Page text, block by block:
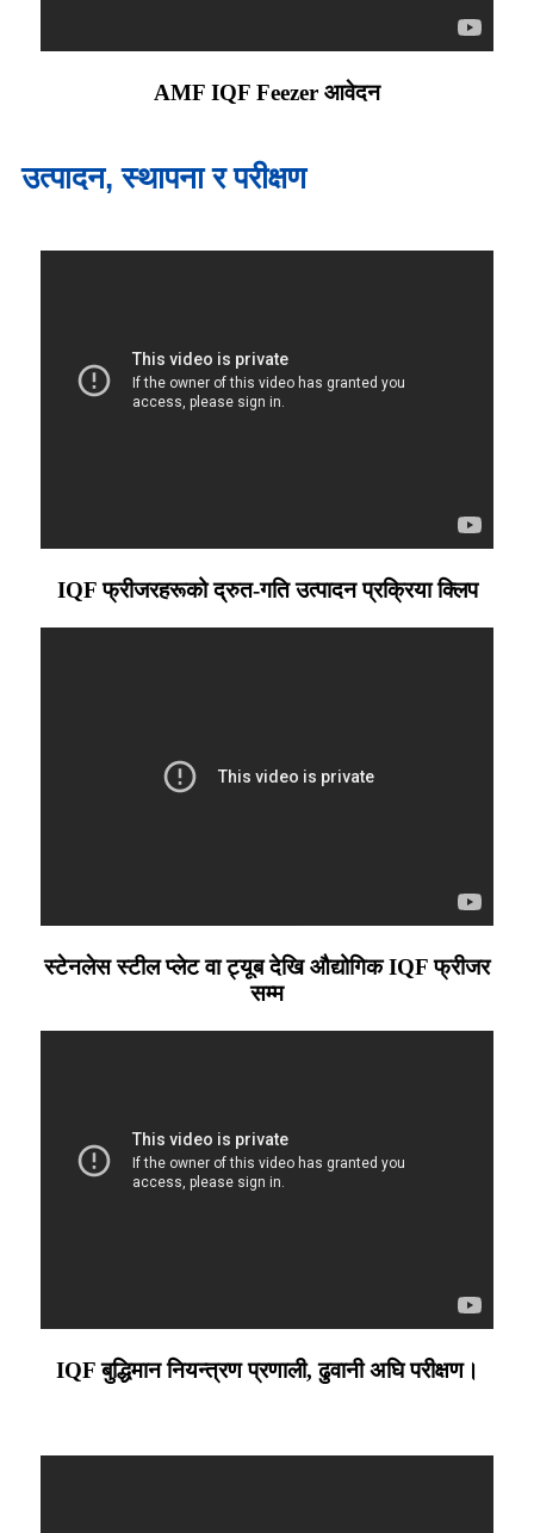
AMF IQF Feezer आवेदन
उत्पादन, स्थापना र परीक्षण
IQF फ्रीजरहरूको द्रुत-गति उत्पादन प्रक्रिया क्लिप
स्टेनलेस स्टील प्लेट वा ट्यूब देखि औद्योगिक IQF फ्रीजर
सम्म
IQF बुद्धिमान नियन्त्रण प्रणाली, ढुवानी अघि परीक्षण।